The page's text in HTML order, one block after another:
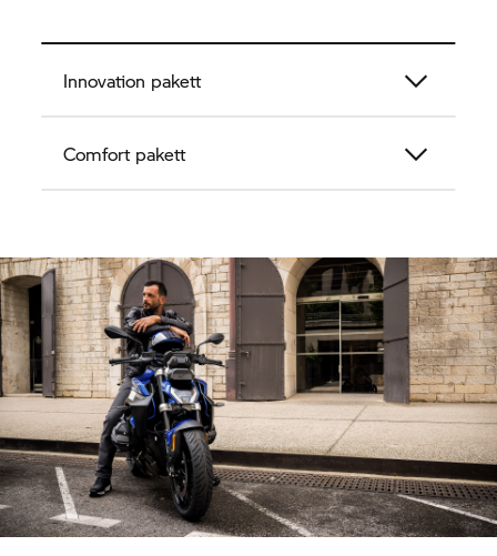
Innovation pakett
Comfort pakett